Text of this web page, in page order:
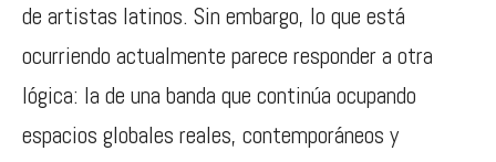
de artistas latinos. Sin embargo, lo que está
ocurriendo actualmente parece responder a otra
lógica: la de una banda que continúa ocupando
espacios globales reales, contemporáneos y